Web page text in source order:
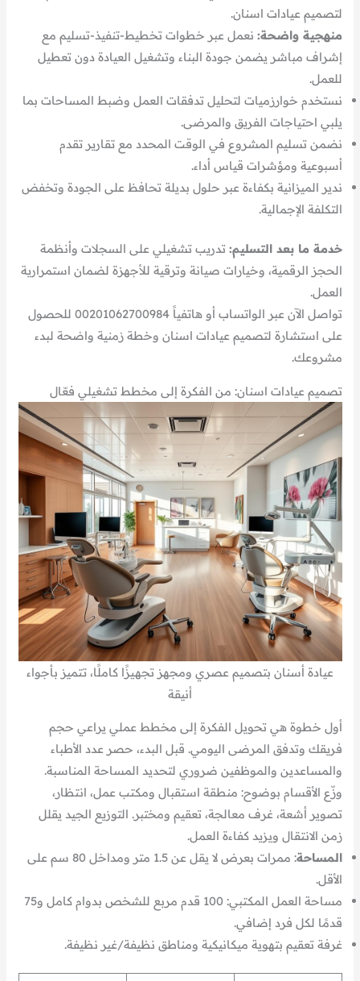
لتصميم عيادات اسنان.
منهجية واضحة: نعمل عبر خطوات تخطيط-تنفيذ-تسليم مع
إشراف مباشر يضمن جودة البناء وتشغيل العيادة دون تعطيل
للعمل.
نستخدم خوارزميات لتحليل تدفقات العمل وضبط المساحات بما
يلبي احتياجات الفريق والمرضى.
نضمن تسليم المشروع في الوقت المحدد مع تقارير تقدم
أسبوعية ومؤشرات قياس أداء.
ندير الميزانية بكفاءة عبر حلول بديلة تحافظ على الجودة وتخفض
التكلفة الإجمالية.
خدمة ما بعد التسليم: تدريب تشغيلي على السجلات وأنظمة
الحجز الرقمية، وخيارات صيانة وترقية للأجهزة لضمان استمرارية
العمل.
تواصل الآن عبر الواتساب أو هاتفياً 00201062700984 للحصول
على استشارة لتصميم عيادات اسنان وخطة زمنية واضحة لبدء
مشروعك.
تصميم عيادات اسنان: من الفكرة إلى مخطط تشغيلي فعّال
عيادة أسنان بتصميم عصري ومجهز تجهيزًا كاملًا، تتميز بأجواء
أنيقة
أول خطوة هي تحويل الفكرة إلى مخطط عملي يراعي حجم
فريقك وتدفق المرضى اليومي. قبل البدء، حصر عدد الأطباء
والمساعدين والموظفين ضروري لتحديد المساحة المناسبة.
وزّع الأقسام بوضوح: منطقة استقبال ومكتب عمل، انتظار،
تصوير أشعة، غرف معالجة، تعقيم ومختبر. التوزيع الجيد يقلل
زمن الانتقال ويزيد كفاءة العمل.
المساحة
: ممرات بعرض لا يقل عن 1.5 متر ومداخل 80 سم على
الأقل.
مساحة العمل المكتبي: 100 قدم مربع للشخص بدوام كامل و75
قدمًا لكل فرد إضافي.
غرفة تعقيم بتهوية ميكانيكية ومناطق نظيفة/غير نظيفة.